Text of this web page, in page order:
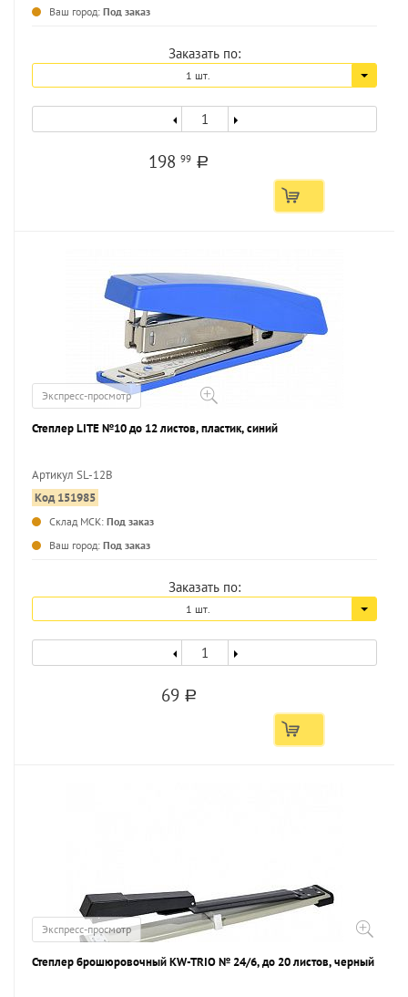
Ваш город: Под заказ
Заказать по:
1 шт.
19899 a
Экспресс-просмотр
Степлер LITE №10 до 12 листов, пластик, синий
Артикул SL-12B
Код 151985
Склад МСК: Под заказ
Ваш город: Под заказ
Заказать по:
1 шт.
69 a
Экспресс-просмотр
Степлер брошюровочный KW-TRIO № 24/6, до 20 листов, черный